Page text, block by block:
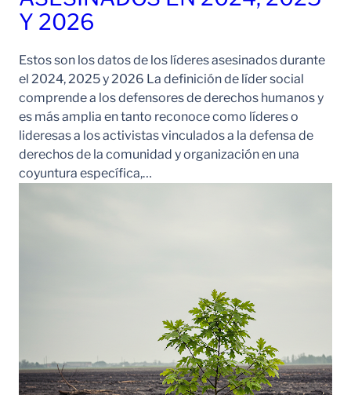
Y 2026
Estos son los datos de los líderes asesinados durante
el 2024, 2025 y 2026 La definición de líder social
comprende a los defensores de derechos humanos y
es más amplia en tanto reconoce como líderes o
lideresas a los activistas vinculados a la defensa de
derechos de la comunidad y organización en una
coyuntura específica,…